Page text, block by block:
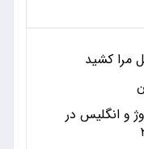
مرا کشید
و انگلیس در